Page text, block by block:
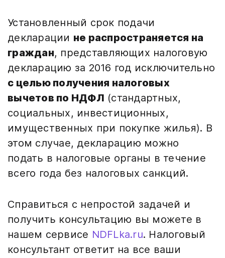
Установленный срок подачи
декларации не распространяется на
граждан, представляющих налоговую
декларацию за 2016 год исключительно
с целью получения налоговых
вычетов по НДФЛ (стандартных,
социальных, инвестиционных,
имущественных при покупке жилья). В
этом случае, декларацию можно
подать в налоговые органы в течение
всего года без налоговых санкций.
Справиться с непростой задачей и
получить консультацию вы можете в
нашем сервисе NDFLka.ru. Налоговый
консультант ответит на все ваши